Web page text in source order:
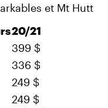
et Mt Hutt
20/21
399 $
336 $
249 $
249 $